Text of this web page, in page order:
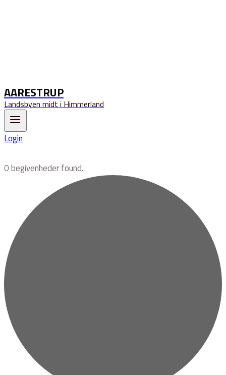
AARESTRUP
Landsbyen midt i Himmerland
Login
0 begivenheder found.